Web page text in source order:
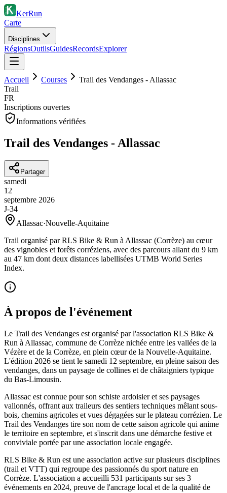
KerRun
Carte
Disciplines
RégionsOutilsGuidesRecordsExplorer
Accueil Courses
Trail des Vendanges - Allassac
Trail
FR
Inscriptions ouvertes
Informations vérifiées
Trail des Vendanges - Allassac
Partager
samedi
12
septembre 2026
J-34
Allassac·Nouvelle-Aquitaine
Trail organisé par RLS Bike & Run à Allassac (Corrèze) au cœur
des vignobles et forêts corréziens, avec des parcours allant du 9 km
au 47 km dont deux distances labellisées UTMB World Series
Index.
À propos de l'événement
Le Trail des Vendanges est organisé par l'association RLS Bike &
Run à Allassac, commune de Corrèze nichée entre les vallées de la
Vézère et de la Corrèze, en plein cœur de la Nouvelle-Aquitaine.
L'édition 2026 se tient le samedi 12 septembre, en pleine saison des
vendanges, dans un paysage de collines et de châtaigniers typique
du Bas-Limousin.
Allassac est connue pour son schiste ardoisier et ses paysages
vallonnés, offrant aux traileurs des sentiers techniques mêlant sous-
bois, chemins agricoles et vues dégagées sur le plateau corrézien. Le
Trail des Vendanges tire son nom de cette saison agricole qui anime
le territoire en septembre, et s'inscrit dans une démarche festive et
conviviale portée par une association locale engagée.
RLS Bike & Run est une association active sur plusieurs disciplines
(trail et VTT) qui regroupe des passionnés du sport nature en
Corrèze. L'association a accueilli 531 participants sur ses 3
événements en 2024, preuve de l'ancrage local et de la qualité de